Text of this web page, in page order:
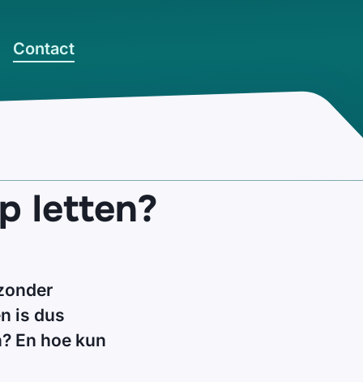
Contact
letten?
is dus
En hoe kun